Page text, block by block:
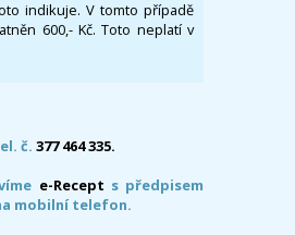
indikuje. V tomto případě
600,- Kč. Toto neplatí v
č. 377 464 335.
e-Recept s předpisem
mobilní telefon.